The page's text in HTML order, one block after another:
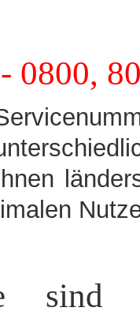
0800,